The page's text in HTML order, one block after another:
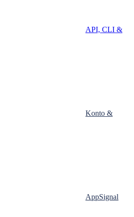
API, CLI &
Konto &
AppSignal